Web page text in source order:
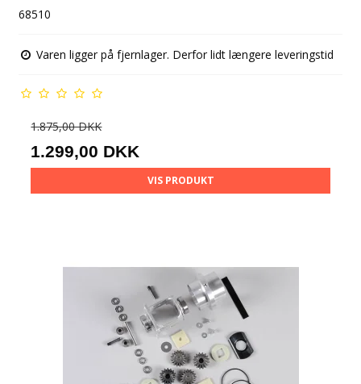
68510
Varen ligger på fjernlager. Derfor lidt længere leveringstid
1.875,00 DKK
1.299,00 DKK
VIS PRODUKT